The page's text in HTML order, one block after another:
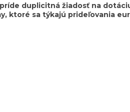
duplicitná žiadosť na
ktoré sa týkajú prideľovania